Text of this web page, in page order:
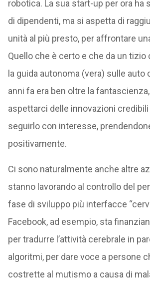
robotica. La sua start-up per ora ha
di dipendenti, ma si aspetta di
unità al più presto, per affrontare
Quello che è certo e che da un
la guida autonoma (vera) sulle auto
anni fa era ben oltre la
aspettarci delle innovazioni
seguirlo con interesse,
positivamente.
Ci sono naturalmente anche altre
stanno lavorando al controllo del
fase di sviluppo più interfacce
Facebook, ad esempio, sta
per tradurre l’attività cerebrale in
algoritmi, per dare voce a persone
costrette al mutismo a causa di